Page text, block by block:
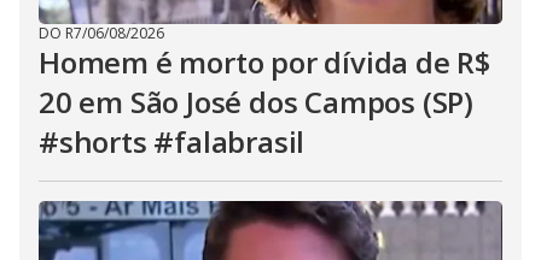
DO R7/06/08/2026
Homem é morto por dívida de R$
20 em São José dos Campos (SP)
#shorts #falabrasil